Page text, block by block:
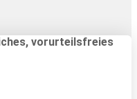
vorurteilsfreies